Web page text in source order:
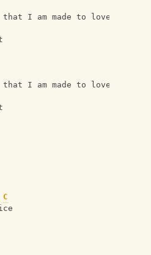
I am made to love and hate
I am made to love and hate
C